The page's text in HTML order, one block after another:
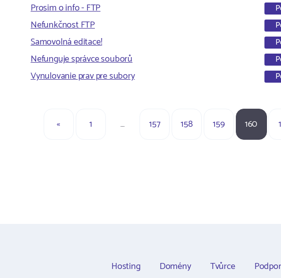
Prosim o info - FTP
Nefunkčnost FTP
Samovolná editace!
Nefunguje správce souborů
Vynulovanie prav pre subory
« 1 … 157 158 159 160
Hosting Domény Tvůrce